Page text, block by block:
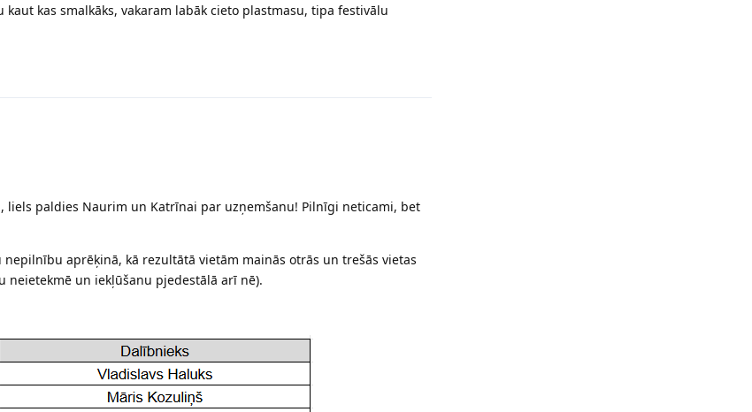
kaut kas smalkāks, vakaram labāk cieto plastmasu, tipa festivālu
liels paldies Naurim un Katrīnai par uzņemšanu! Pilnīgi neticami, bet
aprēķinā, kā rezultātā vietām mainās otrās un trešās vietas
neietekmē un iekļūšanu pjedestālā arī nē).